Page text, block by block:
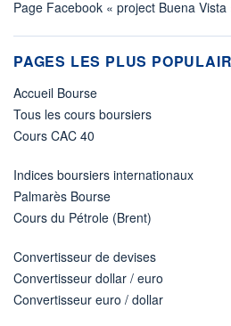
Page Facebook « project Buena Vista
PAGES LES PLUS
Accueil Bourse
Tous les cours boursiers
Cours CAC 40
Indices boursiers internationaux
Palmarès Bourse
Cours du Pétrole (Brent)
Convertisseur de devises
Convertisseur dollar / euro
Convertisseur euro / dollar